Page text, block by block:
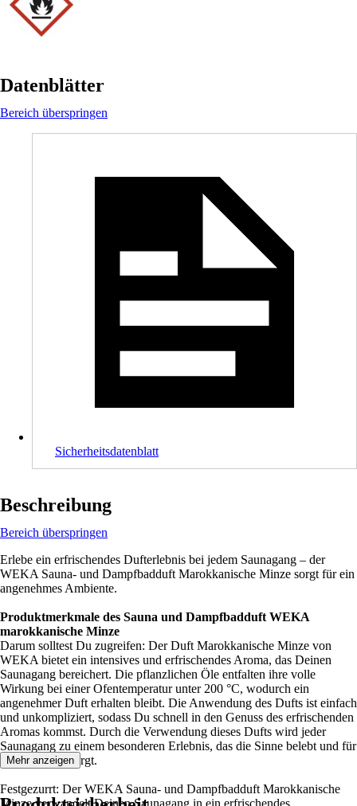
Datenblätter
Bereich überspringen
Sicherheitsdatenblatt
Beschreibung
Bereich überspringen
Erlebe ein erfrischendes Dufterlebnis bei jedem Saunagang – der
WEKA Sauna- und Dampfbadduft Marokkanische Minze sorgt für ein
angenehmes Ambiente.
Produktmerkmale des Sauna und Dampfbadduft WEKA
marokkanische Minze
Darum solltest Du zugreifen: Der Duft Marokkanische Minze von
WEKA bietet ein intensives und erfrischendes Aroma, das Deinen
Saunagang bereichert. Die pflanzlichen Öle entfalten ihre volle
Wirkung bei einer Ofentemperatur unter 200 °C, wodurch ein
angenehmer Duft erhalten bleibt. Die Anwendung des Dufts ist einfach
und unkompliziert, sodass Du schnell in den Genuss des erfrischenden
Aromas kommst. Durch die Verwendung dieses Dufts wird jeder
Saunagang zu einem besonderen Erlebnis, das die Sinne belebt und für
Entspannung sorgt.
Festgezurrt: Der WEKA Sauna- und Dampfbadduft Marokkanische
Minze verwandelt Deinen Saunagang in ein erfrischendes
Mehr anzeigen